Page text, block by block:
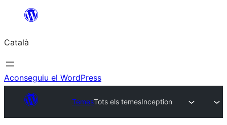
contingut
Català
Aconseguiu el WordPress
TemesTots els temesInception